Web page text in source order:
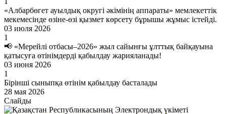
«Албарбөгет ауылдық округі әкімінің аппараты» мемлекеттік
мекемесінде өзіне-өзі қызмет көрсету бұрышы жұмыс істейді.
03 июля 2026
1
📢 «Мерейлі отбасы–2026» жыл сайынғы ұлттық байқауына
қатысуға өтінімдерді қабылдау жарияланады!
03 июня 2026
1
Бірінші сыныпқа өтінім қабылдау басталады
28 мая 2026
Слайды